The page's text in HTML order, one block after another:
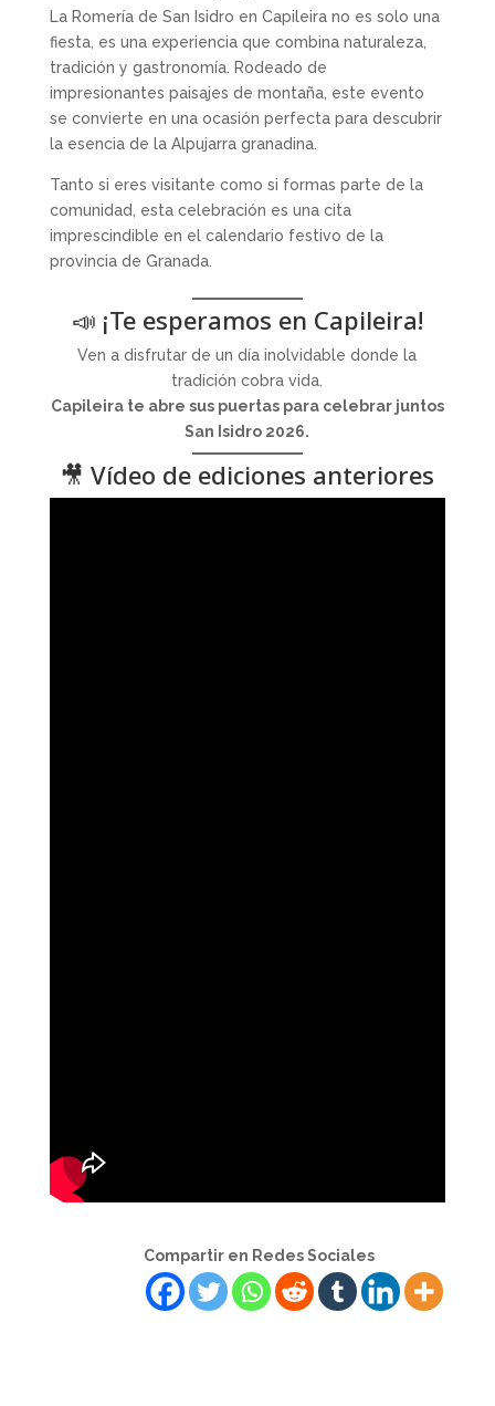
La Romería de San Isidro en Capileira no es solo una
fiesta, es una experiencia que combina naturaleza,
tradición y gastronomía. Rodeado de
impresionantes paisajes de montaña, este evento
se convierte en una ocasión perfecta para descubrir
la esencia de la Alpujarra granadina.
Tanto si eres visitante como si formas parte de la
comunidad, esta celebración es una cita
imprescindible en el calendario festivo de la
provincia de Granada.
📣 ¡Te esperamos en Capileira!
Ven a disfrutar de un día inolvidable donde la
tradición cobra vida.
Capileira te abre sus puertas para celebrar juntos
San Isidro 2026.
🎥 Vídeo de ediciones anteriores
Compartir en Redes Sociales